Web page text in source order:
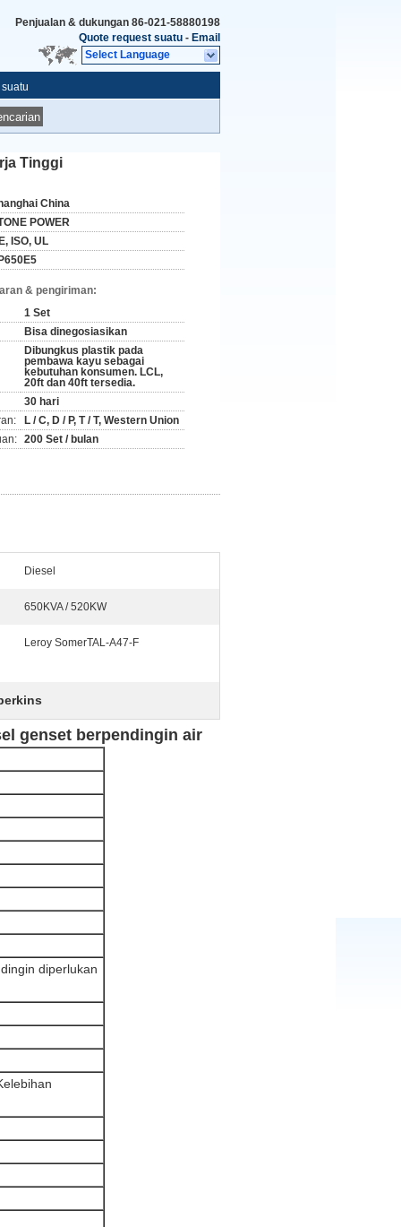
Penjualan & dukungan 86-021-58880198
Quote request suatu - Email
Select Language
Tinggi
China
POWER
ISO, UL
& pengiriman:
1 Set
Bisa dinegosiasikan
Dibungkus plastik pada
pembawa kayu sebagai
kebutuhan konsumen. LCL,
20ft dan 40ft tersedia.
30 hari
L / C, D / P, T / T, Western Union
200 Set / bulan
Diesel
650KVA / 520KW
Leroy SomerTAL-A47-F
genset berpendingin air
diperlukan